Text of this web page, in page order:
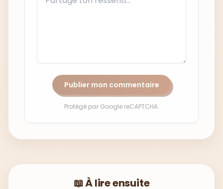
Publier mon commentaire
Protégé par Google reCAPTCHA.
📖 À lire ensuite